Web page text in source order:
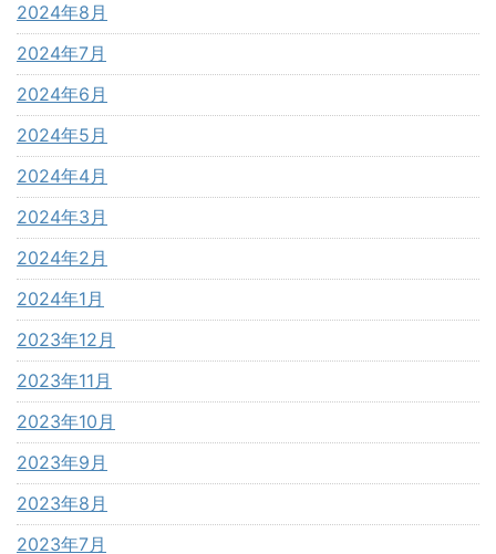
2024年8月
2024年7月
2024年6月
2024年5月
2024年4月
2024年3月
2024年2月
2024年1月
2023年12月
2023年11月
2023年10月
2023年9月
2023年8月
2023年7月